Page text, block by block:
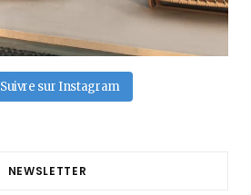
Suivre sur Instagram
NEWSLETTER